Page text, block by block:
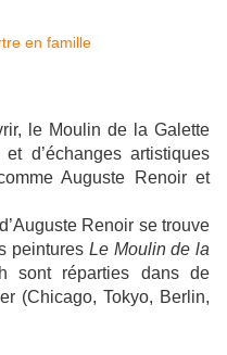
le Moulin de la Galette
d’échanges artistiques
Auguste Renoir et
d’Auguste Renoir se trouve
peintures Le Moulin de la
sont réparties dans de
(Chicago, Tokyo, Berlin,